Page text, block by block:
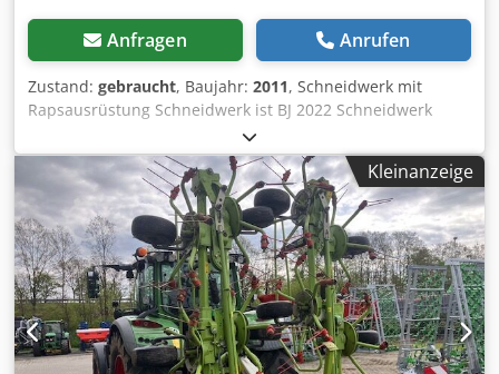
Anfragen Anrufen
Zustand: gebraucht, Baujahr: 2011, Schneidwerk mit
Rapsausrüstung Schneidwerk ist BJ 2022 Schneidwerk
Claas Vario / 930 / Djdpfx Abot Twuiorsck
Kleinanzeige